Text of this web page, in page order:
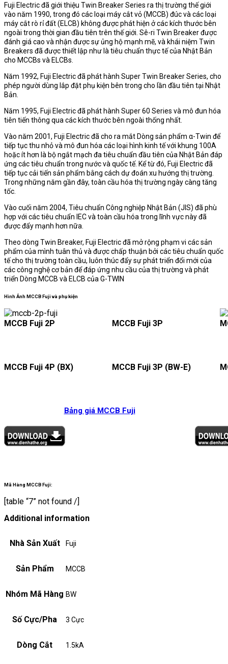
Fuji Electric đã giới thiệu Twin Breaker Series ra thị trường thế giới
vào năm 1990, trong đó các loại máy cắt vỏ (MCCB) đúc và các loại
máy cắt rò rỉ đất (ELCB) không được phát hiện ở các kích thước bên
ngoài trong thời gian đầu tiên trên thế giới. Sê-ri Twin Breaker được
đánh giá cao và nhận được sự ủng hộ mạnh mẽ, và khái niệm Twin
Breakers đã được thiết lập như là tiêu chuẩn thực tế của Nhật Bản
cho MCCBs và ELCBs.
Năm 1992, Fuji Electric đã phát hành Super Twin Breaker Series, cho
phép người dùng lắp đặt phụ kiện bên trong cho lần đầu tiên tại Nhật
Bản.
Năm 1995, Fuji Electric đã phát hành Super 60 Series và mô đun hóa
tiên tiến thông qua các kích thước bên ngoài thống nhất.
Vào năm 2001, Fuji Electric đã cho ra mắt Dòng sản phẩm α-Twin để
tiếp tục thu nhỏ và mô đun hóa các loại hình kinh tế với khung 100A
hoặc ít hơn là bộ ngắt mạch đa tiêu chuẩn đầu tiên của Nhật Bản đáp
ứng các tiêu chuẩn trong nước và quốc tế. Kể từ đó, Fuji Electric đã
tiếp tục cải tiến sản phẩm bằng cách dự đoán xu hướng thị trường.
Trong những năm gần đây, toàn cầu hóa thị trường ngày càng tăng
tốc.
Vào cuối năm 2004, Tiêu chuẩn Công nghiệp Nhật Bản (JIS) đã phù
hợp với các tiêu chuẩn IEC và toàn cầu hóa trong lĩnh vực này đã
được đẩy mạnh hơn nữa.
Theo dòng Twin Breaker, Fuji Electric đã mở rộng phạm vi các sản
phẩm của mình tuân thủ và được chấp thuận bởi các tiêu chuẩn quốc
tế cho thị trường toàn cầu, luôn thúc đẩy sự phát triển đổi mới của
các công nghệ cơ bản để đáp ứng nhu cầu của thị trường và phát
triển Dòng MCCB và ELCB của G-TWIN
Hình Ảnh MCCB Fuji và phụ kiện
MCCB Fuji 2P MCCB Fuji 3P
MCCB Fuji 4P (BX) MCCB Fuji 3P (BW-E)
Bảng giá MCCB Fuji
Mã Hàng MCCB Fuji:
[table “7” not found /]
Additional information
Nhà Sản Xuất Fuji
Sản Phẩm MCCB
Nhóm Mã Hàng BW
Số Cực/Pha 3 Cực
Dòng Cắt 1.5kA